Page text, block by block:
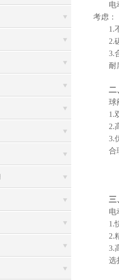
电动
考虑：
1.不
2.碳
3.合
耐腐
二
球阀
1.双
2.高
3.优
合理
三
电动
1.快
2.精
3.高
选择